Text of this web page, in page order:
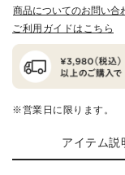
商品についてのお問い合
ご利用ガイドはこちら
※営業日に限ります。
アイテム説